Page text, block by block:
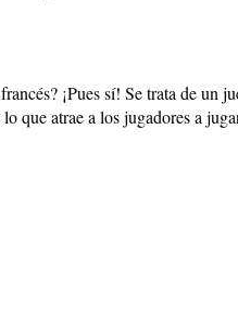
¡Pues sí! Se trata de un
atrae a los jugadores a